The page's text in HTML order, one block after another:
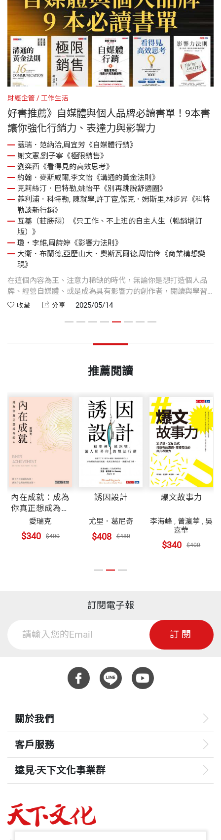
財經企管 工作生活
好書推薦》自媒體與個人品牌必讀書單！9本書
讓你強化行銷力、表達力與影響力
蓋瑞．范納洽,周宜芳《自媒體行銷》
謝文憲,劉子寧《極限銷售》
劉奕酉《看得見的高效思考》
約翰．麥斯威爾,李文怡《溝通的黃金法則》
克莉絲汀．巴特勒,姚怡平《別再跳脫舒適圈》
菲利浦．科特勒, 陳就學,許丁宦,傑克．姆斯里,林步昇《科特
勒談新行銷》
瓦基（莊勝翔）《只工作、不上班的自主人生（暢銷增訂
版）》
瓊・李維,周詩婷《影響力法則》
大衛．布蘭德,亞歷山大．奧斯瓦爾德,周怡伶《商業構想變
現》
在這個內容為王、注意力稀缺的時代，無論你是想打造個人品
牌、經營自媒體、或是成為具有影響力的創作者，閱讀與學習
都是最具投報率的投資之一。天下文化精選了9本必讀書單，每
考，最終邁向理想的自主人生。
收藏 分享 2025/05/14
推薦閱讀
內在成就：成為
你真正想成為的
人
愛瑞克
$340 $400
誘因設計
尤里．葛尼奇
$408 $480
爆文故事力
李海峰, 曾瀛葶, 吳
嘉華
$340 $400
訂閱電子報
訂閱
關於我們
客戶服務
遠見‧天下文化事業群
哈佛商業評論